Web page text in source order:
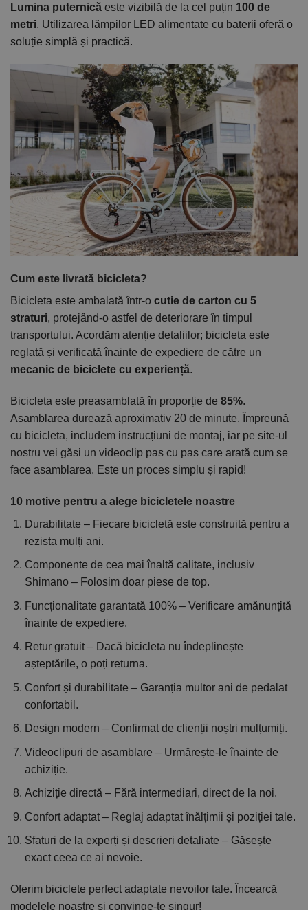
Lumina puternică este vizibilă de la cel puțin 100 de
metri. Utilizarea lămpilor LED alimentate cu baterii oferă o
soluție simplă și practică.
Cum este livrată bicicleta?
Bicicleta este ambalată într-o cutie de carton cu 5
straturi, protejând-o astfel de deteriorare în timpul
transportului. Acordăm atenție detaliilor; bicicleta este
reglată și verificată înainte de expediere de către un
mecanic de biciclete cu experiență.
Bicicleta este preasamblată în proporție de 85%.
Asamblarea durează aproximativ 20 de minute. Împreună
cu bicicleta, includem instrucțiuni de montaj, iar pe site-ul
nostru vei găsi un videoclip pas cu pas care arată cum se
face asamblarea. Este un proces simplu și rapid!
10 motive pentru a alege bicicletele noastre
Durabilitate – Fiecare bicicletă este construită pentru a
rezista mulți ani.
Componente de cea mai înaltă calitate, inclusiv
Shimano – Folosim doar piese de top.
Funcționalitate garantată 100% – Verificare amănunțită
înainte de expediere.
Retur gratuit – Dacă bicicleta nu îndeplinește
așteptările, o poți returna.
Confort și durabilitate – Garanția multor ani de pedalat
confortabil.
Design modern – Confirmat de clienții noștri mulțumiți.
Videoclipuri de asamblare – Urmărește-le înainte de
achiziție.
Achiziție directă – Fără intermediari, direct de la noi.
Confort adaptat – Reglaj adaptat înălțimii și poziției tale.
Sfaturi de la experți și descrieri detaliate – Găsește
exact ceea ce ai nevoie.
Oferim biciclete perfect adaptate nevoilor tale. Încearcă
modelele noastre și convinge-te singur!